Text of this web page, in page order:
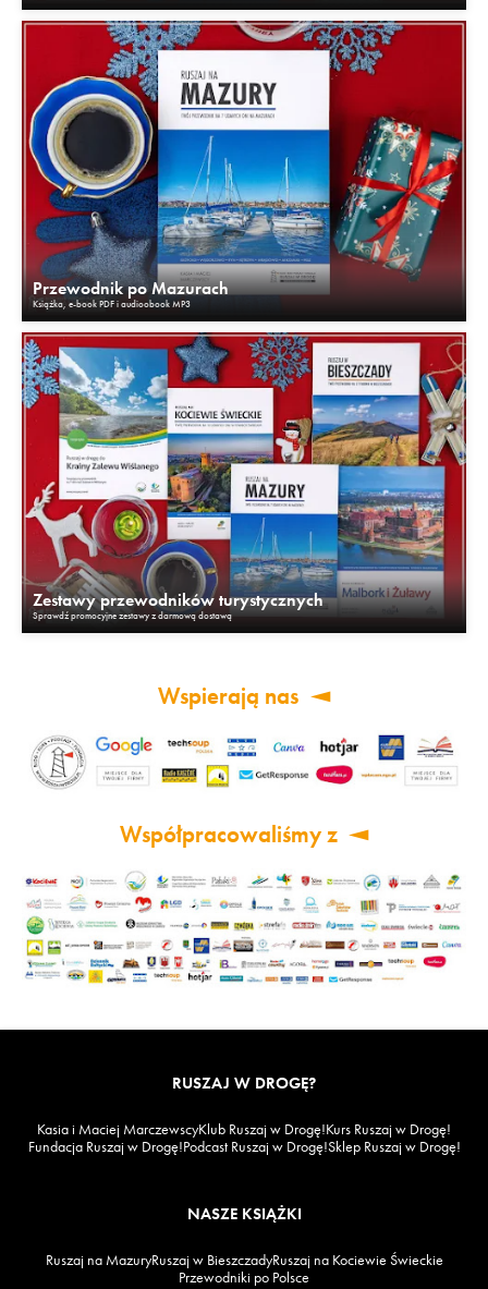
Przewodnik po Mazurach
Książka, e-book PDF i audioobook MP3
Zestawy przewodników turystycznych
Sprawdź promocyjne zestawy z darmową dostawą
Wspierają nas
Współpracowaliśmy z
RUSZAJ W DROGĘ?
Kasia i Maciej MarczewscyKlub Ruszaj w Drogę!Kurs Ruszaj w Drogę!
Fundacja Ruszaj w Drogę!Podcast Ruszaj w Drogę!Sklep Ruszaj w Drogę!
NASZE KSIĄŻKI
Ruszaj na MazuryRuszaj w BieszczadyRuszaj na Kociewie Świeckie
Przewodniki po Polsce